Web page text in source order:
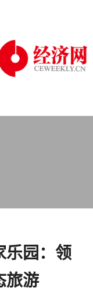
乐园：领
旅游